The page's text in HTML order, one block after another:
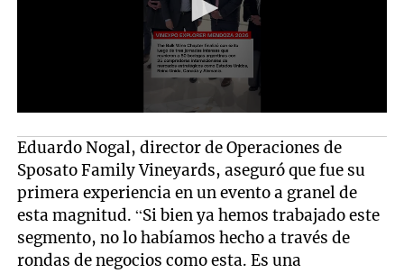
Eduardo Nogal, director de Operaciones de
Sposato Family Vineyards, aseguró que fue su
primera experiencia en un evento a granel de
esta magnitud. “Si bien ya hemos trabajado este
segmento, no lo habíamos hecho a través de
rondas de negocios como esta. Es una